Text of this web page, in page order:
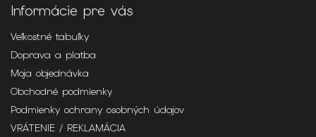
Informácie pre vás
Veľkostné tabuľky
Doprava a platba
Moja objednávka
Obchodné podmienky
Podmienky ochrany osobných údajov
VRÁTENIE / REKLAMÁCIA